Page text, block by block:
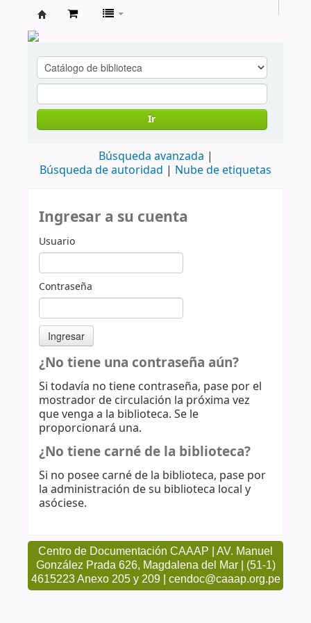
cendoc
Ir
Búsqueda avanzada
Búsqueda de autoridad
Nube de etiquetas
Ingresar a su cuenta
Usuario
Contraseña
¿No tiene una contraseña aún?
Si todavía no tiene contraseña, pase por el
mostrador de circulación la próxima vez
que venga a la biblioteca. Se le
proporcionará una.
¿No tiene carné de la biblioteca?
Si no posee carné de la biblioteca, pase por
la administración de su biblioteca local y
asóciese.
Centro de Documentación CAAAP | AV. Manuel
González Prada 626, Magdalena del Mar | (51-1)
4615223 Anexo 205 y 209 | cendoc@caaap.org.pe